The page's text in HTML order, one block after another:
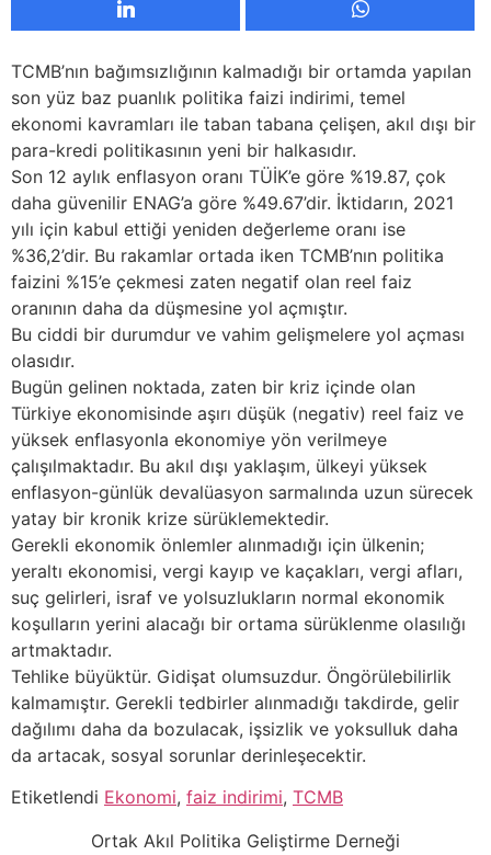
TCMB’nın bağımsızlığının kalmadığı bir ortamda yapılan
son yüz baz puanlık politika faizi indirimi, temel
ekonomi kavramları ile taban tabana çelişen, akıl dışı bir
para-kredi politikasının yeni bir halkasıdır.
Son 12 aylık enflasyon oranı TÜİK’e göre %19.87, çok
daha güvenilir ENAG’a göre %49.67’dir. İktidarın, 2021
yılı için kabul ettiği yeniden değerleme oranı ise
%36,2’dir. Bu rakamlar ortada iken TCMB’nın politika
faizini %15’e çekmesi zaten negatif olan reel faiz
oranının daha da düşmesine yol açmıştır.
Bu ciddi bir durumdur ve vahim gelişmelere yol açması
olasıdır.
Bugün gelinen noktada, zaten bir kriz içinde olan
Türkiye ekonomisinde aşırı düşük (negativ) reel faiz ve
yüksek enflasyonla ekonomiye yön verilmeye
çalışılmaktadır. Bu akıl dışı yaklaşım, ülkeyi yüksek
enflasyon-günlük devalüasyon sarmalında uzun sürecek
yatay bir kronik krize sürüklemektedir.
Gerekli ekonomik önlemler alınmadığı için ülkenin;
yeraltı ekonomisi, vergi kayıp ve kaçakları, vergi afları,
suç gelirleri, israf ve yolsuzlukların normal ekonomik
koşulların yerini alacağı bir ortama sürüklenme olasılığı
artmaktadır.
Tehlike büyüktür. Gidişat olumsuzdur. Öngörülebilirlik
kalmamıştır. Gerekli tedbirler alınmadığı takdirde, gelir
dağılımı daha da bozulacak, işsizlik ve yoksulluk daha
da artacak, sosyal sorunlar derinleşecektir.
Etiketlendi Ekonomi, faiz indirimi, TCMB
Ortak Akıl Politika Geliştirme Derneği